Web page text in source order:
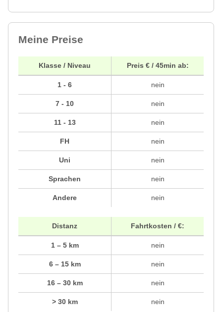
Meine Preise
Klasse / Niveau
1 - 6
7 - 10
11 - 13
FH
Uni
Sprachen
Andere
Preis € / 45min ab:
nein
nein
nein
nein
nein
nein
nein
Distanz
1 – 5 km
6 – 15 km
16 – 30 km
> 30 km
Fahrtkosten / €:
nein
nein
nein
nein